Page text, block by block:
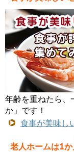
年齢を重ねたら、
か」です！
食事が美味し
老人ホームは1